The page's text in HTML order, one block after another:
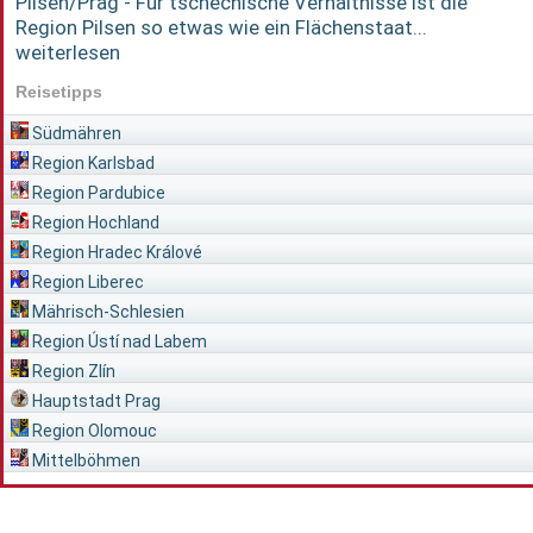
Region Pilsen so etwas wie ein Flächenstaat...
weiterlesen
Reisetipps
Südmähren
Region Karlsbad
Region Pardubice
Region Hochland
Region Hradec Králové
Region Liberec
Mährisch-Schlesien
Region Ústí nad Labem
Region Zlín
Hauptstadt Prag
Region Olomouc
Mittelböhmen